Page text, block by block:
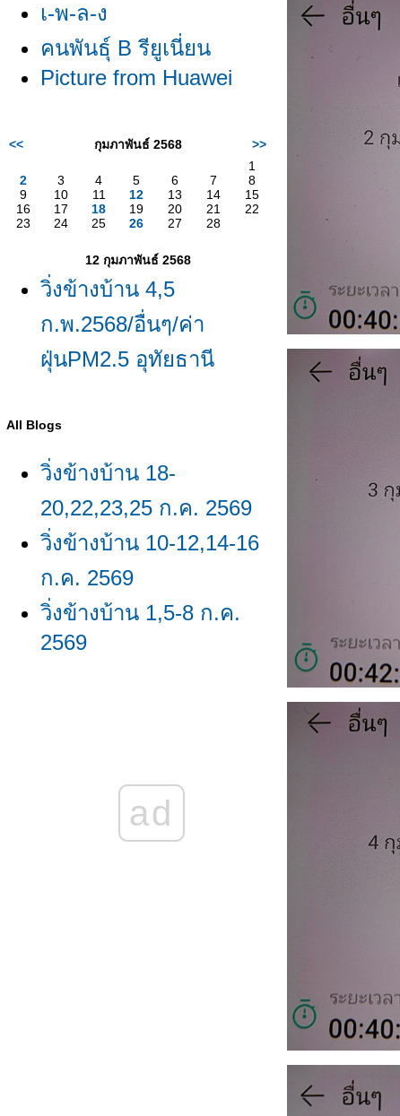
เ-พ-ล-ง
คนพันธุ์ B รียูเนี่ยน
Picture from Huawei
<< กุมภาพันธ์ 2568
>>
1
2
3 4 5 6 7
8
9
10 11 12 13 14
15
16
17 18 19 20 21
22
23
24 25 26 27 28
12 กุมภาพันธ์ 2568
วิ่งข้างบ้าน 4,5
ก.พ.2568/อื่นๆ/ค่า
ฝุ่นPM2.5 อุทัยธานี
All Blogs
วิ่งข้างบ้าน 18-
20,22,23,25 ก.ค. 2569
วิ่งข้างบ้าน 10-12,14-16
ก.ค. 2569
วิ่งข้างบ้าน 1,5-8 ก.ค.
2569
มิ.ย. 2569
วิ่งข้างบ้าน 8-11,13,15
ad